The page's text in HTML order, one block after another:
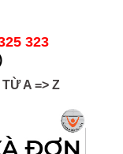
0902 325 323
A => Z